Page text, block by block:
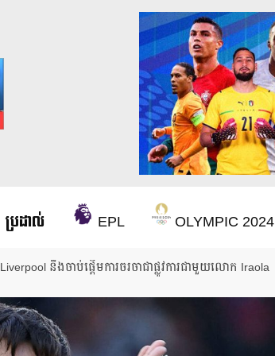
ប្រដាល់ EPL OLYMPIC 2024
Liverpool នឹងចាប់ផ្តើមការចរចាជាផ្លូវការជាមួយលោក Iraola